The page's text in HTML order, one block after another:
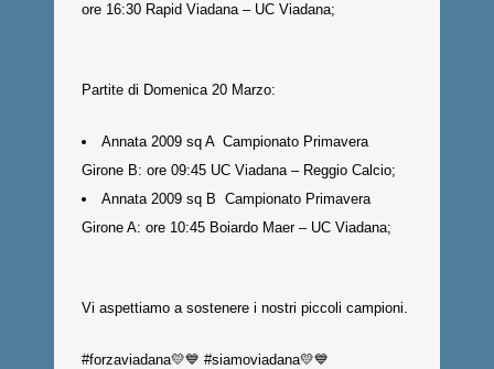
ore 16:30 Rapid Viadana – UC Viadana;
Partite di Domenica 20 Marzo:
Annata 2009 sq A Campionato Primavera
Girone B: ore 09:45 UC Viadana – Reggio Calcio;
Annata 2009 sq B Campionato Primavera
Girone A: ore 10:45 Boiardo Maer – UC Viadana;
Vi aspettiamo a sostenere i nostri piccoli campioni.
#forzaviadana💛💙 #siamoviadana💛💙